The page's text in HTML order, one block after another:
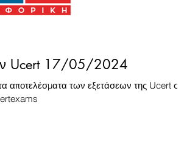
Ucert 17/05/2024
αποτελέσματα των εξετάσεων της Ucert στις